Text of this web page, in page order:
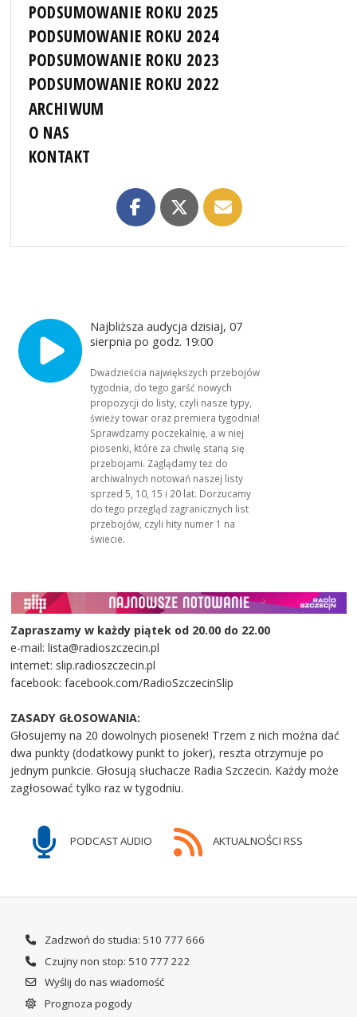
PODSUMOWANIE ROKU 2025
PODSUMOWANIE ROKU 2024
PODSUMOWANIE ROKU 2023
PODSUMOWANIE ROKU 2022
ARCHIWUM
O NAS
KONTAKT
Najbliższa audycja dzisiaj, 07
sierpnia po godz. 19:00
Dwadzieścia największych przebojów
tygodnia, do tego garść nowych
propozycji do listy, czyli nasze typy,
świeży towar oraz premiera tygodnia!
Sprawdzamy poczekalnię, a w niej
piosenki, które za chwilę staną się
przebojami. Zaglądamy też do
archiwalnych notowań naszej listy
sprzed 5, 10, 15 i 20 lat. Dorzucamy
do tego przegląd zagranicznych list
przebojów, czyli hity numer 1 na
świecie.
Zapraszamy w każdy piątek od 20.00 do 22.00
e-mail: lista@radioszczecin.pl
internet: slip.radioszczecin.pl
facebook: facebook.com/RadioSzczecinSlip
ZASADY GŁOSOWANIA:
Głosujemy na 20 dowolnych piosenek! Trzem z nich można dać
dwa punkty (dodatkowy punkt to joker), reszta otrzymuje po
jednym punkcie. Głosują słuchacze Radia Szczecin. Każdy może
zagłosować tylko raz w tygodniu.
PODCAST AUDIO AKTUALNOŚCI RSS
Zadzwoń do studia: 510 777 666
Czujny non stop: 510 777 222
Wyślij do nas wiadomość
Prognoza pogody